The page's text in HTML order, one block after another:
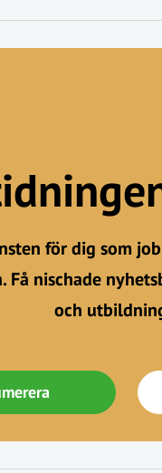
för dig som
Få nischade
och